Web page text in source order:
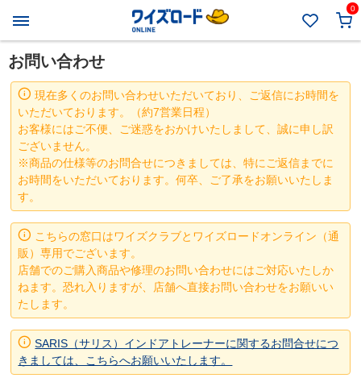
0
お問い合わせ
現在多くのお問い合わせいただいており、ご返信にお時間を
いただいております。（約7営業日程）
お客様にはご不便、ご迷惑をおかけいたしまして、誠に申し訳
ございません。
※商品の仕様等のお問合せにつきましては、特にご返信までに
お時間をいただいております。何卒、ご了承をお願いいたしま
す。
こちらの窓口はワイズクラブとワイズロードオンライン（通
販）専用でございます。
店舗でのご購入商品や修理のお問い合わせにはご対応いたしか
ねます。恐れ入りますが、店舗へ直接お問い合わせをお願いい
たします。
SARIS（サリス）インドアトレーナーに関するお問合せにつ
きましては、こちらへお願いいたします。